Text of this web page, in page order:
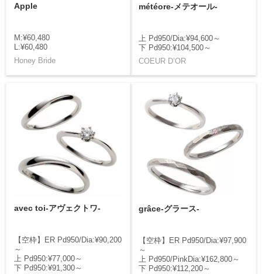
Apple
M:¥60,480
L:¥60,480
Honey Bride
météore-メテオール-
上 Pd950/Dia:¥94,600～
下 Pd950:¥104,500～
COEUR D’OR
avec toi-アヴェクトワ-
【空枠】ER Pd950/Dia:¥90,200
～
上 Pd950:¥77,000～
下 Pd950:¥91,300～
grâce-グラース-
【空枠】ER Pd950/Dia:¥97,900
～
上 Pd950/PinkDia:¥162,800～
下 Pd950:¥112,200～